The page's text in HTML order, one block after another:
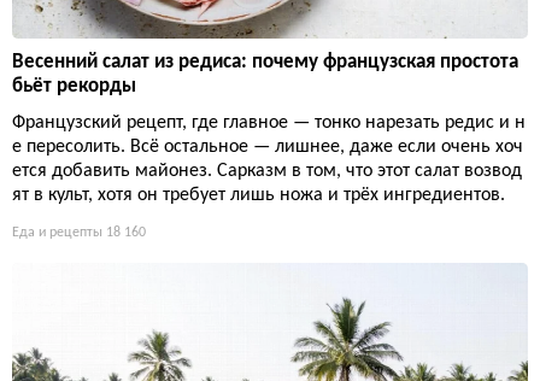
Весенний салат из редиса: почему французская простота
бьёт рекорды
Французский рецепт, где главное — тонко нарезать редис и н
е пересолить. Всё остальное — лишнее, даже если очень хоч
ется добавить майонез. Сарказм в том, что этот салат возвод
ят в культ, хотя он требует лишь ножа и трёх ингредиентов.
Еда и рецепты 18 160